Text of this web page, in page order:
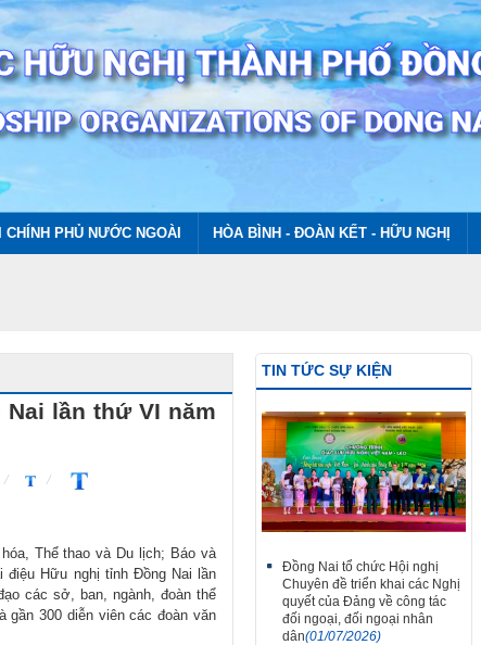
CHÍNH PHỦ NƯỚC NGOÀI HÒA BÌNH - ĐOÀN KẾT - HỮU NGHỊ
lần thứ VI năm
Thể thao và Du lịch; Báo và
điệu Hữu nghị tỉnh Đồng Nai lần
các sở, ban, ngành, đoàn thể
300 diễn viên các đoàn văn
TIN TỨC SỰ KIỆN
Thắm tình đoàn kết tại Liên hoan
tiếng hát hữu nghị Việt Nam -
Lào thành phố Đồng Nai lần thứ
Đồng Nai tổ chức Hội nghị
Chuyên đề triển khai các Nghị
quyết của Đảng về công tác
đối ngoại, đối ngoại nhân
dân(01/07/2026)